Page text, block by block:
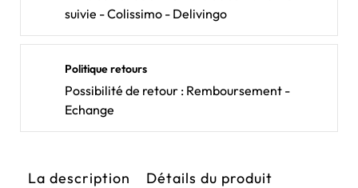
suivie - Colissimo - Delivingo
Politique retours
Possibilité de retour : Remboursement -
Echange
La description
Détails du produit